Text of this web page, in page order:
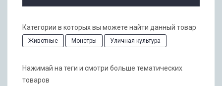
Категории в которых вы можете найти данный товар
Животные Монстры Уличная культура
Нажимай на теги и смотри больше тематических
товаров